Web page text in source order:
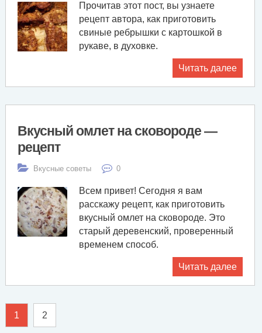
Прочитав этот пост, вы узнаете
рецепт автора, как приготовить
свиные ребрышки с картошкой в
рукаве, в духовке.
Читать далее
Вкусный омлет на сковороде —
рецепт
Вкусные советы 0
Всем привет! Сегодня я вам
расскажу рецепт, как приготовить
вкусный омлет на сковороде. Это
старый деревенский, проверенный
временем способ.
Читать далее
1 2